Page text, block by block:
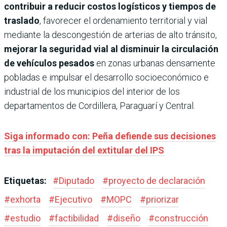
contribuir a reducir costos logísticos y tiempos de
traslado, favorecer el ordenamiento territorial y vial
mediante la descongestión de arterias de alto tránsito,
mejorar la seguridad vial al disminuir la circulación
de vehículos pesados en zonas urbanas densamente
pobladas e impulsar el desarrollo socioeconómico e
industrial de los municipios del interior de los
departamentos de Cordillera, Paraguarí y Central.
Siga informado con: Peña defiende sus decisiones
tras la imputación del extitular del IPS
Etiquetas: #Diputado #proyecto de declaración
#exhorta #Ejecutivo #MOPC #priorizar
#estudio #factibilidad #diseño #construcción